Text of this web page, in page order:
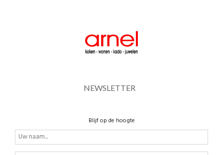
NEWSLETTER
Blijf op de hoogte